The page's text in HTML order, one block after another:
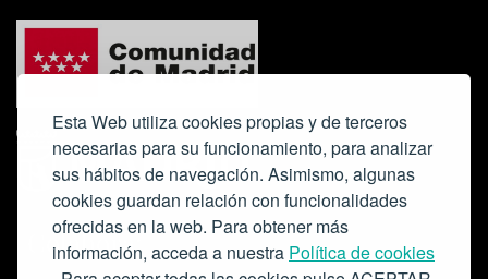
Esta Web utiliza cookies propias y de terceros
necesarias para su funcionamiento, para analizar
sus hábitos de navegación. Asimismo, algunas
cookies guardan relación con funcionalidades
ofrecidas en la web. Para obtener más
información, acceda a nuestra Política de cookies
Colabora: